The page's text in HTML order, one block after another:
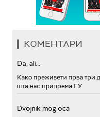
КОМЕНТАРИ
Da, ali...
Како преживети прва три
шта нас припрема ЕУ
Dvojnik mog oca